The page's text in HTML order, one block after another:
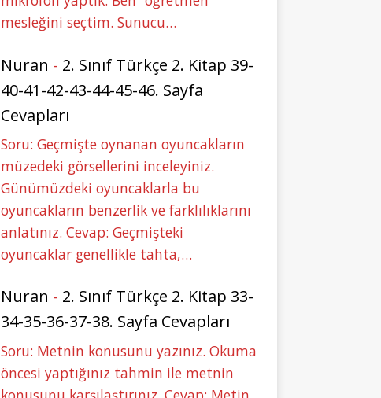
mesleğini seçtim. Sunucu…
Nuran - 2. Sınıf Türkçe 2. Kitap 39-
40-41-42-43-44-45-46. Sayfa
Cevapları
Soru: Geçmişte oynanan oyuncakların
müzedeki görsellerini inceleyiniz.
Günümüzdeki oyuncaklarla bu
oyuncakların benzerlik ve farklılıklarını
anlatınız. Cevap: Geçmişteki
oyuncaklar genellikle tahta,…
Nuran - 2. Sınıf Türkçe 2. Kitap 33-
34-35-36-37-38. Sayfa Cevapları
Soru: Metnin konusunu yazınız. Okuma
öncesi yaptığınız tahmin ile metnin